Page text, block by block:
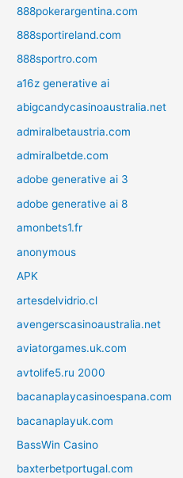
888pokerargentina.com
888sportireland.com
888sportro.com
a16z generative ai
abigcandycasinoaustralia.net
admiralbetaustria.com
admiralbetde.com
adobe generative ai 3
adobe generative ai 8
amonbets1.fr
anonymous
APK
artesdelvidrio.cl
avengerscasinoaustralia.net
aviatorgames.uk.com
avtolife5.ru 2000
bacanaplaycasinoespana.com
bacanaplayuk.com
BassWin Casino
baxterbetportugal.com